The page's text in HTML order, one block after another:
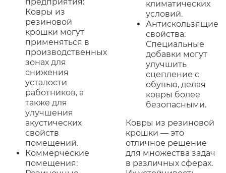
Ковры из
резиновой
крошки могут
применяться в
производственных
зонах для
снижения
усталости
работников, а
также для
улучшения
акустических
свойств
помещений.
Коммерческие
помещения:
климатических
условий.
Антискользящие
свойства:
Специальные
добавки могут
улучшить
сцепление с
обувью, делая
ковры более
безопасными.
Ковры из резиновой
крошки — это
отличное решение
для множества задач
в различных сферах.